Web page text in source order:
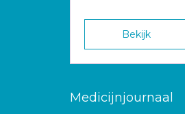
Bekijk
Medicijnjournaal